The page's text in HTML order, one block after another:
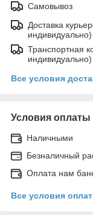
Самовывоз
Доставка
индивидуально)
Транспортная
индивидуально)
Все условия
Условия оплаты
Наличными
Безналичный
Оплата нам
Все условия